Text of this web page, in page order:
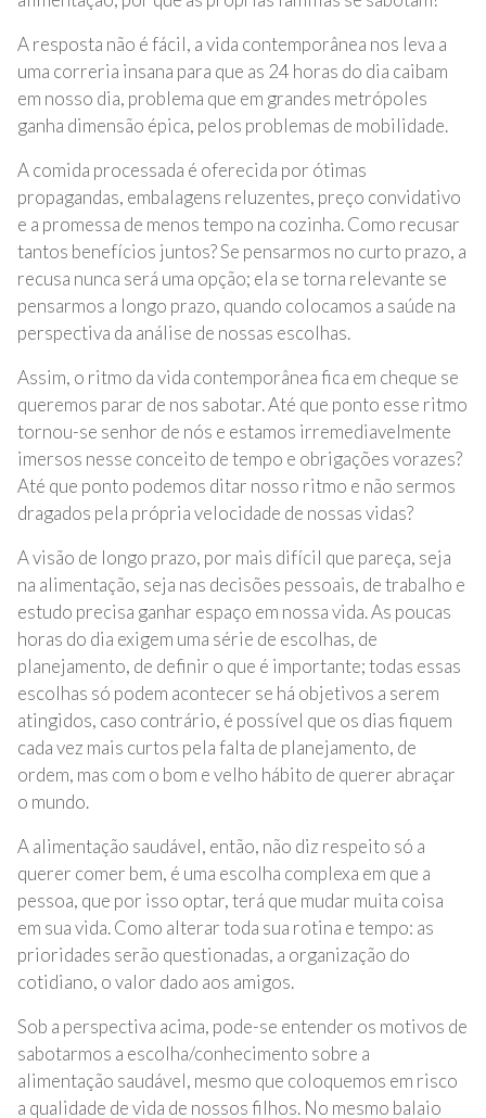
A resposta não é fácil, a vida contemporânea nos leva a
uma correria insana para que as 24 horas do dia caibam
em nosso dia, problema que em grandes metrópoles
ganha dimensão épica, pelos problemas de mobilidade.
A comida processada é oferecida por ótimas
propagandas, embalagens reluzentes, preço convidativo
e a promessa de menos tempo na cozinha. Como recusar
tantos benefícios juntos? Se pensarmos no curto prazo, a
recusa nunca será uma opção; ela se torna relevante se
pensarmos a longo prazo, quando colocamos a saúde na
perspectiva da análise de nossas escolhas.
Assim, o ritmo da vida contemporânea fica em cheque se
queremos parar de nos sabotar. Até que ponto esse ritmo
tornou-se senhor de nós e estamos irremediavelmente
imersos nesse conceito de tempo e obrigações vorazes?
Até que ponto podemos ditar nosso ritmo e não sermos
dragados pela própria velocidade de nossas vidas?
A visão de longo prazo, por mais difícil que pareça, seja
na alimentação, seja nas decisões pessoais, de trabalho e
estudo precisa ganhar espaço em nossa vida. As poucas
horas do dia exigem uma série de escolhas, de
planejamento, de definir o que é importante; todas essas
escolhas só podem acontecer se há objetivos a serem
atingidos, caso contrário, é possível que os dias fiquem
cada vez mais curtos pela falta de planejamento, de
ordem, mas com o bom e velho hábito de querer abraçar
o mundo.
A alimentação saudável, então, não diz respeito só a
querer comer bem, é uma escolha complexa em que a
pessoa, que por isso optar, terá que mudar muita coisa
em sua vida. Como alterar toda sua rotina e tempo: as
prioridades serão questionadas, a organização do
cotidiano, o valor dado aos amigos.
Sob a perspectiva acima, pode-se entender os motivos de
sabotarmos a escolha/conhecimento sobre a
alimentação saudável, mesmo que coloquemos em risco
a qualidade de vida de nossos filhos. No mesmo balaio